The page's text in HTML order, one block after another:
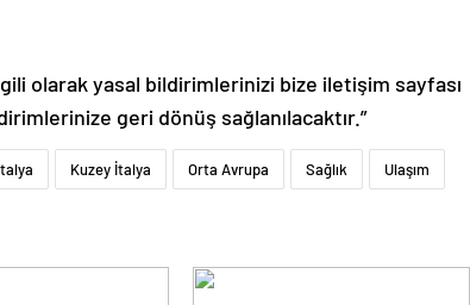
olarak yasal bildirimlerinizi bize iletişim sayfası
geri dönüş sağlanılacaktır.”
Kuzey İtalya Orta Avrupa Sağlık Ulaşım